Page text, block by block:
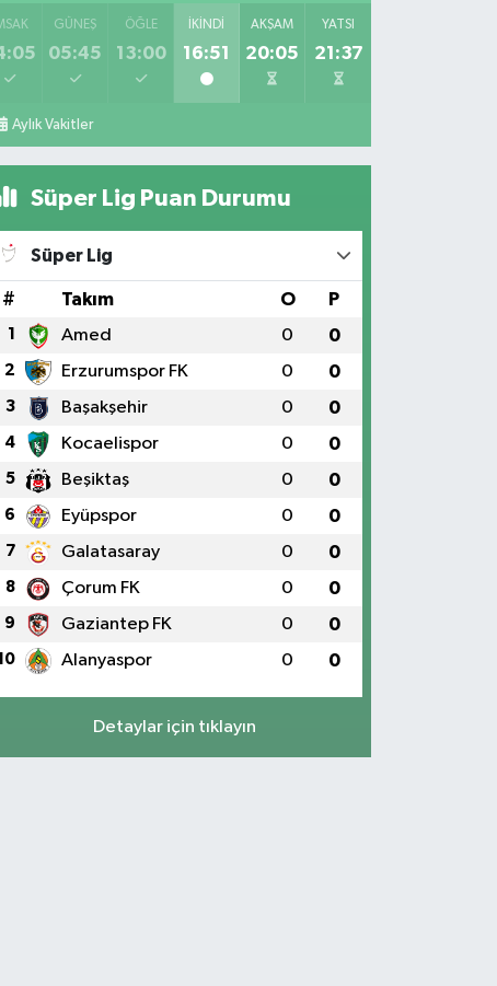
GÜNEŞ
05:45
ÖĞLE
13:00
İKINDI
16:51
AKŞAM
20:05
YATSI
21:37
Aylık Vakitler
Süper Lig Puan Durumu
Süper Lig
# Takım O P
1 Amed 0 0
2 Erzurumspor FK 0 0
3 Başakşehir 0 0
4 Kocaelispor 0 0
5 Beşiktaş 0 0
6 Eyüpspor 0 0
7 Galatasaray 0 0
8 Çorum FK 0 0
9 Gaziantep FK 0 0
Alanyaspor 0 0
Detaylar için tıklayın